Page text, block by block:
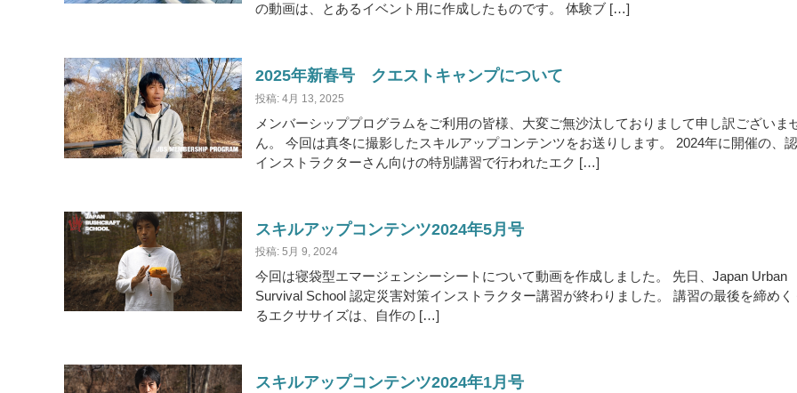
の動画は、とあるイベント用に作成したものです。 体験ブ […]
2025年新春号 クエストキャンプについて
投稿: 4月 13, 2025
メンバーシッププログラムをご利用の皆様、大変ご無沙汰しておりまして申し訳ございま
ん。 今回は真冬に撮影したスキルアップコンテンツをお送りします。 2024年に開催の、
インストラクターさん向けの特別講習で行われたエク […]
スキルアップコンテンツ2024年5月号
投稿: 5月 9, 2024
今回は寝袋型エマージェンシーシートについて動画を作成しました。 先日、Japan Urban
Survival School 認定災害対策インストラクター講習が終わりました。 講習の最後を締めく
るエクササイズは、自作の […]
スキルアップコンテンツ2024年1月号